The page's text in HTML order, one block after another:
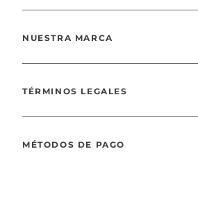
NUESTRA MARCA
TÉRMINOS LEGALES
MÉTODOS DE PAGO